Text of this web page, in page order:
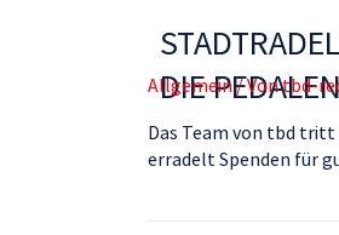
DIE
Allgemein/ Vontbd-
Das Team von tbd
erradelt Spenden für